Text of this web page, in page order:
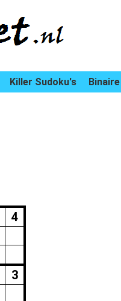
Killer Sudoku's
4
3